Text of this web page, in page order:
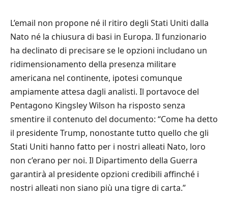
L’email non propone né il ritiro degli Stati Uniti dalla
Nato né la chiusura di basi in Europa. Il funzionario
ha declinato di precisare se le opzioni includano un
ridimensionamento della presenza militare
americana nel continente, ipotesi comunque
ampiamente attesa dagli analisti. Il portavoce del
Pentagono Kingsley Wilson ha risposto senza
smentire il contenuto del documento: “Come ha detto
il presidente Trump, nonostante tutto quello che gli
Stati Uniti hanno fatto per i nostri alleati Nato, loro
non c’erano per noi. Il Dipartimento della Guerra
garantirà al presidente opzioni credibili affinché i
nostri alleati non siano più una tigre di carta.”